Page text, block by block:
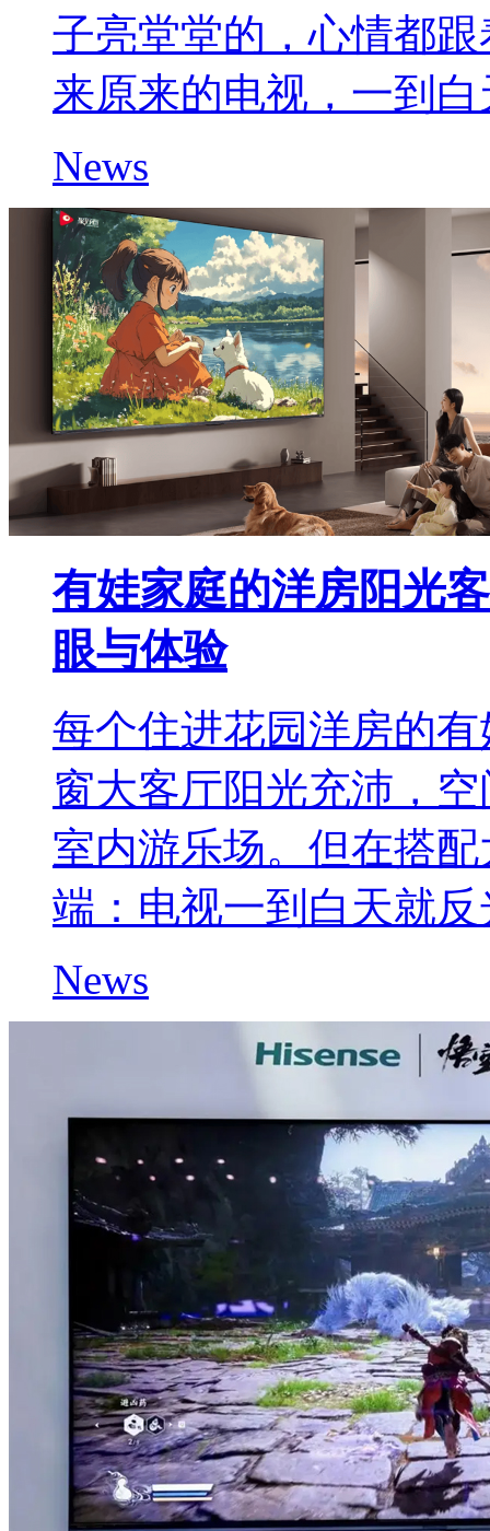
子亮堂堂的，心情都
来原来的电视，一到白
News
有娃家庭的洋房阳光
眼与体验
每个住进花园洋房的
窗大客厅阳光充沛，
室内游乐场。但在搭
端：电视一到白天就反
News